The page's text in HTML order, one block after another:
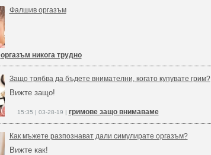
Фалшив оргазъм
оргазъм никога трудно
Защо трябва да бъдете внимателни, когато купувате грим?
Вижте защо!
15:35 | 03-28-19 | гримове защо внимаваме
Как мъжете разпознават дали симулирате оргазъм?
Вижте как!